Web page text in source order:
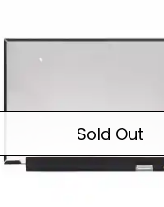
Sold Out